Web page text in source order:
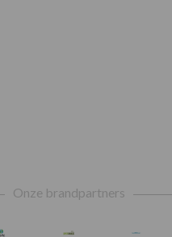
Onze brandpartners